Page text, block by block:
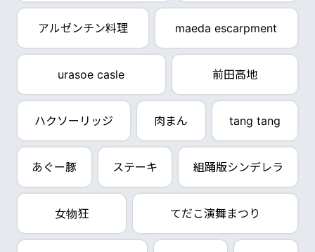
アルゼンチン料理 maeda escarpment
urasoe casle 前田高地
ハクソーリッジ 肉まん tang tang
あぐー豚 ステーキ 組踊版シンデレラ
女物狂 てだこ演舞まつり